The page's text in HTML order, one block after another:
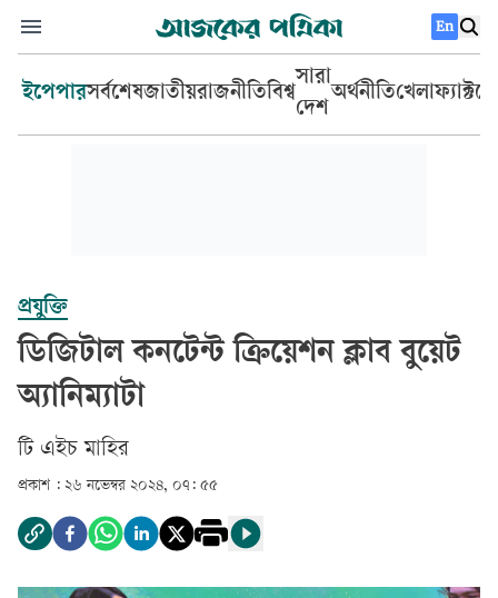
En
ইপেপারসর্বশেষজাতীয়রাজনীতিবিশ্ব
সারা
দেশ
অর্থনীতিখেলা
প্রযুক্তি
ডিজিটাল কনটেন্ট ক্রিয়েশন ক্লাব বুয়েট
অ্যানিম্যাটা
টি এইচ মাহির
প্রকাশ : ২৬ নভেম্বর ২০২৪, ০৭: ৫৫